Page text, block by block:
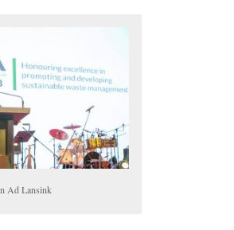
Ad Lansink